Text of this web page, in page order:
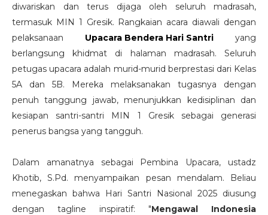
diwariskan dan terus dijaga oleh seluruh madrasah,
termasuk MIN 1 Gresik. Rangkaian acara diawali dengan
pelaksanaan Upacara Bendera Hari Santri yang
berlangsung khidmat di halaman madrasah. Seluruh
petugas upacara adalah murid-murid berprestasi dari Kelas
5A dan 5B. Mereka melaksanakan tugasnya dengan
penuh tanggung jawab, menunjukkan kedisiplinan dan
kesiapan santri-santri MIN 1 Gresik sebagai generasi
penerus bangsa yang tangguh.
Dalam amanatnya sebagai Pembina Upacara, ustadz
Khotib, S.Pd. menyampaikan pesan mendalam. Beliau
menegaskan bahwa Hari Santri Nasional 2025 diusung
dengan tagline inspiratif: "Mengawal Indonesia